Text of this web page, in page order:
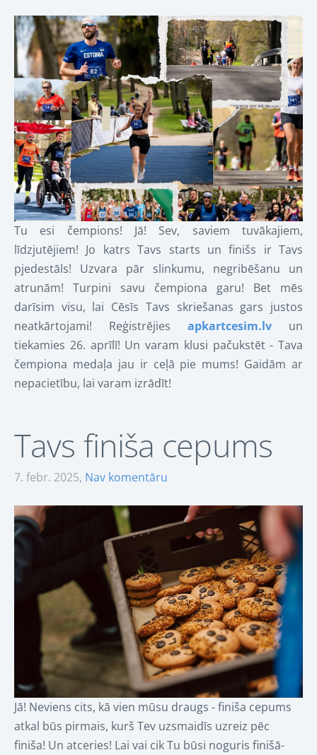
Tu esi čempions! Jā! Sev, saviem tuvākajiem,
līdzjutējiem! Jo katrs Tavs starts un finišs ir Tavs
pjedestāls! Uzvara pār slinkumu, negribēšanu un
atrunām! Turpini savu čempiona garu! Bet mēs
darīsim visu, lai Cēsīs Tavs skriešanas gars justos
neatkārtojami! Reģistrējies apkartcesim.lv un
tiekamies 26. aprīlī! Un varam klusi pačukstēt - Tava
čempiona medaļa jau ir ceļā pie mums! Gaidām ar
nepacietību, lai varam izrādīt!
Tavs finiša cepums
7. febr. 2025, Nav komentāru
Jā! Neviens cits, kā vien mūsu draugs - finiša cepums
atkal būs pirmais, kurš Tev uzsmaidīs uzreiz pēc
finiša! Un atceries! Lai vai cik Tu būsi noguris finišā-